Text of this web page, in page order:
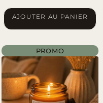
AJOUTER AU PANIER
PROMO